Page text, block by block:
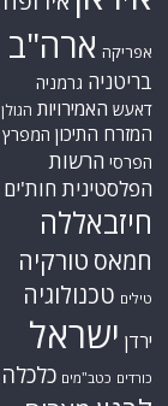
אפריקה ארה"ב
בריטניה גרמניה
דאעש האמירויות הגולן
המזרח התיכון המפרץ
הפרסי הרשות
הפלסטינית חות'ים
חיזבאללה
חמאס טורקיה
טילים טכנולוגיה
ירדן ישראל
כורדים כטב"מים כלכלה